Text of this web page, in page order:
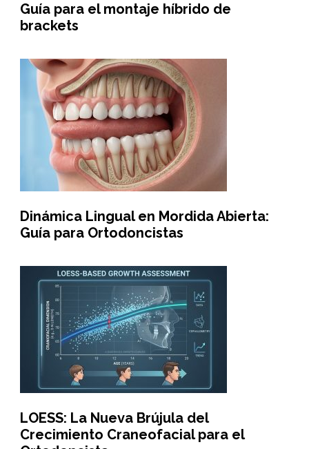
Guía para el montaje híbrido de
brackets
Dinámica Lingual en Mordida Abierta:
Guía para Ortodoncistas
LOESS: La Nueva Brújula del
Crecimiento Craneofacial para el